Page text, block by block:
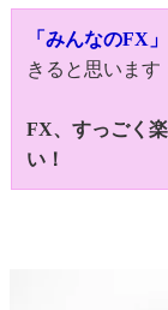
「みんなのFX」
きると思います
FX、すっごく
い！